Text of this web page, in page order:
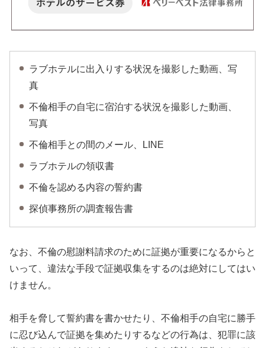
ラブホテルに出入りする状況を撮影した動画、写
真
不倫相手の自宅に宿泊する状況を撮影した動画、
写真
不倫相手との間のメール、LINE
ラブホテルの領収書
不倫を認める内容の誓約書
探偵事務所の調査報告書
なお、不倫の慰謝料請求のために証拠が重要になるからと
いって、違法な手段で証拠収集をするのは絶対にしてはい
けません。
相手を脅して誓約書を書かせたり、不倫相手の自宅に勝手
に忍び込んで証拠を集めたりするなどの行為は、犯罪に該